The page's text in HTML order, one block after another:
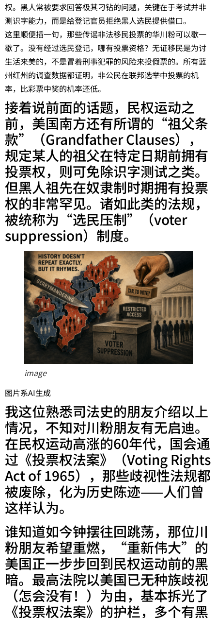
权。黑人常被要求回答极其刁钻的问题，关键在于考试并非
测识字能力，而是给登记官员拒绝黑人选民提供借口。
这里顺便插一句，那些传谣非法移民投票的华川粉可以歇一
歇了。没有经过选民登记，哪有投票资格？无证移民是为讨
生活来美的，不是冒着刑事犯罪的风险来投假票的。所有蓝
州红州的调查数据都证明，非公民在联邦选举中投票的机
率，比彩票中奖的机率还低。
接着说前面的话题，民权运动之
前，美国南方还有所谓的“祖父条
款”（Grandfather Clauses），
规定某人的祖父在特定日期前拥有
投票权，则可免除识字测试之类。
但黑人祖先在奴隶制时期拥有投票
权的非常罕见。诸如此类的法规，
被统称为“选民压制”（voter
suppression）制度。
image
图片系AI生成
我这位熟悉司法史的朋友介绍以上
情况，不知对川粉朋友有无启迪。
在民权运动高涨的60年代，国会通
过《投票权法案》（Voting Rights
Act of 1965），那些歧视性法规都
被废除，化为历史陈迹——人们曾
这样认为。
谁知道如今钟摆往回跳荡，那位川
粉朋友希望重燃，“重新伟大”的
美国正一步步回到民权运动前的黑
暗。最高法院以美国已无种族歧视
（怎会没有！）为由，基本拆光了
《投票权法案》的护栏，多个有黑